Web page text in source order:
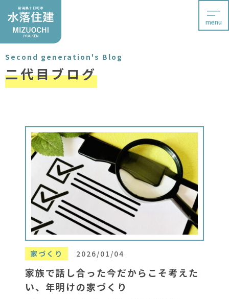
menu
Second generation's Blog
二代目ブログ
家づくり 2026/01/04
家族で話し合った今だからこそ考えた
い、年明けの家づくり